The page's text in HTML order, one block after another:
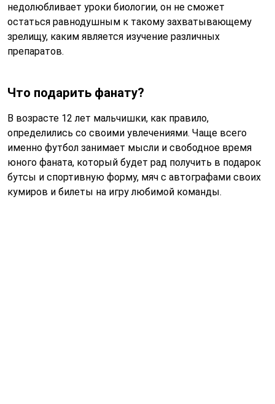
недолюбливает уроки биологии, он не сможет
остаться равнодушным к такому захватывающему
зрелищу, каким является изучение различных
препаратов.
Что подарить фанату?
В возрасте 12 лет мальчишки, как правило,
определились со своими увлечениями. Чаще всего
именно футбол занимает мысли и свободное время
юного фаната, который будет рад получить в подарок
бутсы и спортивную форму, мяч с автографами своих
кумиров и билеты на игру любимой команды.